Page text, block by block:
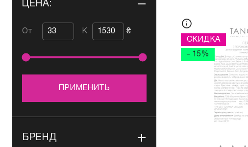
ЦЕНА:
От К ₴
ПРИМЕНИТЬ
БРЕНД
СКИДКА
- 15%